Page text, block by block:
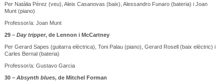
Per Natàlia Pérez (veu), Aleix Casanovas (baix), Alessandro Funaro (bateria) i Joan
Munt (piano)
Professor/a: Joan Munt
29 – Day tripper, de Lennon i McCartney
Per Gerard Sapes (guitarra elèctrica), Toni Palau (piano), Gerard Rosell (baix elèctric) i
Carles Bernal (bateria)
Professor/a: Gustavo Garcia
30 – Absynth blues, de Mitchel Forman